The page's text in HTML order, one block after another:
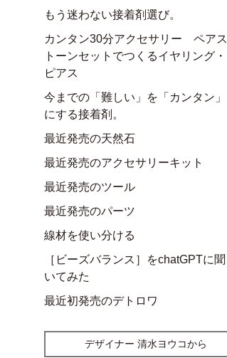
もう迷わない接着剤選び。
カンタン30分アクセサリー ペアス
トーンセットでつくるイヤリング・
ピアス
今までの「難しい」を「カンタン」
にする接着剤。
最近発売の天然石
最近発売のアクセサリーキット
最近発売のツール
最近発売のパーツ
線材を使い分ける
［ビーズバランス］をchatGPTに聞
いてみた
最近初発売のデトロワ
デザイナー 清水ヨウコから